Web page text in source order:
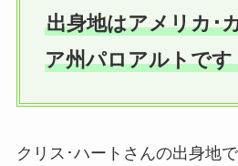
出身地はアメリカ･
ア州パロアルトです
クリス･ハートさんの出身地